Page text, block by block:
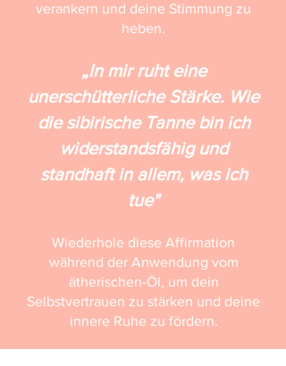
verankern und deine Stimmung zu
heben.
„In mir ruht eine
unerschütterliche Stärke. Wie
die sibirische Tanne bin ich
widerstandsfähig und
standhaft in allem, was ich
tue"
Wiederhole diese Affirmation
während der Anwendung vom
ätherischen-Öl, um dein
Selbstvertrauen zu stärken und deine
innere Ruhe zu fördern.